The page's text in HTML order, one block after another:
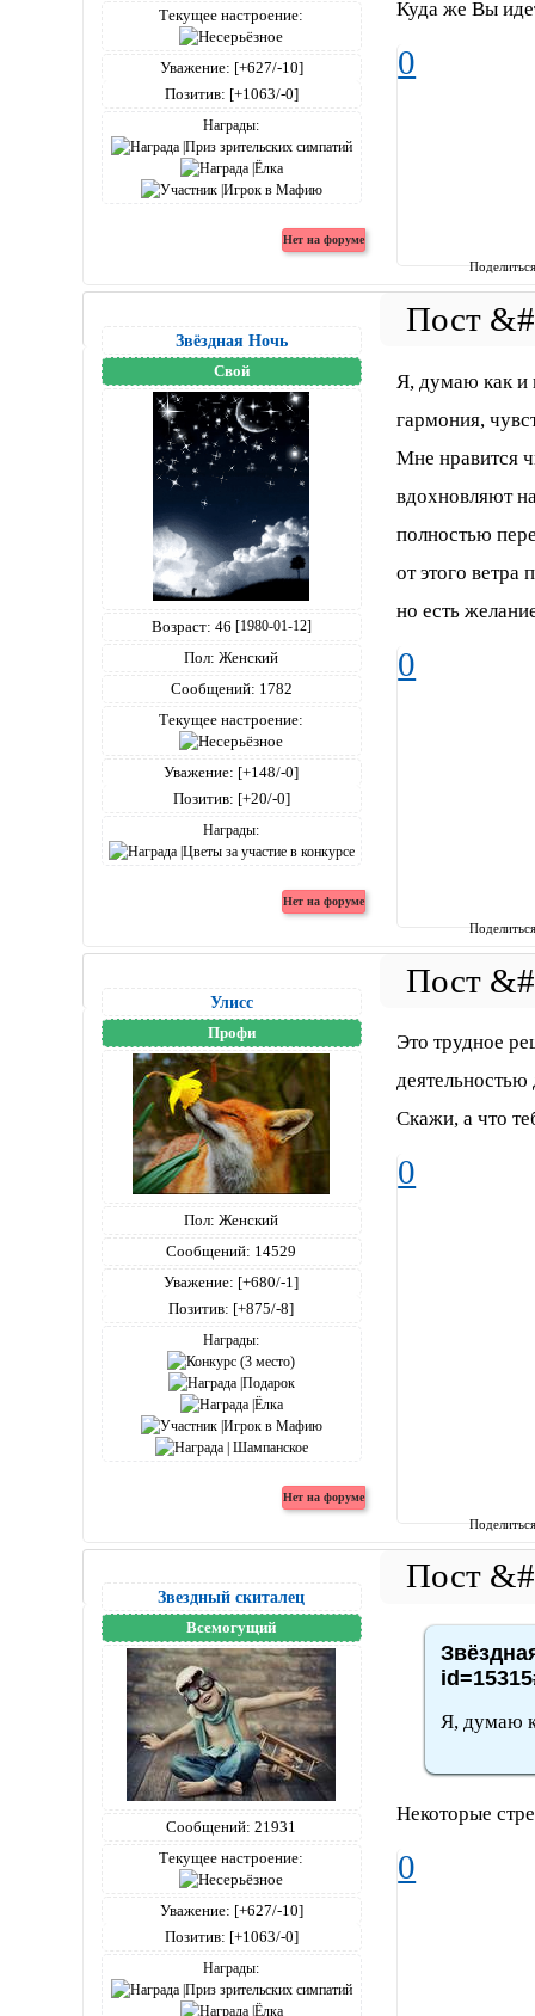
Текущее настроение:
Уважение: [+627/-10]
Позитив: [+1063/-0]
Награды:
Куда же Вы
0
Звёздная Ночь
Свой
Возраст: 46 [1980-01-12]
Пол: Женский
Сообщений: 1782
Текущее настроение:
Уважение: [+148/-0]
Позитив: [+20/-0]
Награды:
Я, думаю как и
гармония,
Мне нравится
вдохновляют
полностью
от этого
но есть
0
Улисс
Профи
Пол: Женский
Сообщений: 14529
Уважение: [+680/-1]
Позитив: [+875/-8]
Награды:
Это трудное
деятельностью
Скажи, а что
0
Звездный скиталец
Всемогущий
Сообщений: 21931
Текущее настроение:
Уважение: [+627/-10]
Позитив: [+1063/-0]
Награды:
Я, думаю
Некоторые
0